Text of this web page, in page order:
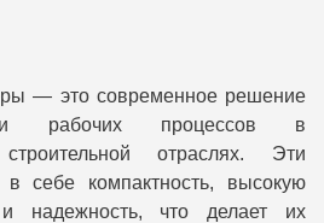
— это современное решение
рабочих процессов в
отраслях. Эти
в себе компактность, высокую
и надежность, что делает их